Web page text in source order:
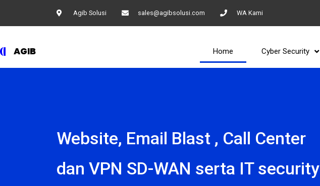
Agib Solusi sales@agibsolusi.com WA Kami
AGIB Home Cyber Security
Website, Email Blast , Call Center
dan VPN SD-WAN serta IT security​